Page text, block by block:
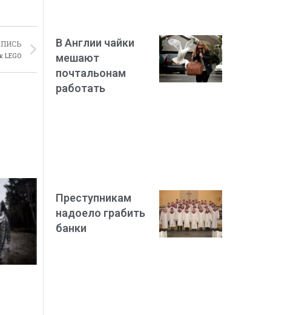
LEGO
В Англии чайки
мешают
почтальонам
работать
Преступникам
надоело грабить
банки